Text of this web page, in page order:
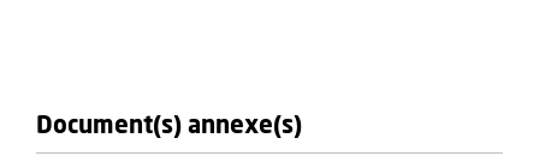
Document(s) annexe(s)